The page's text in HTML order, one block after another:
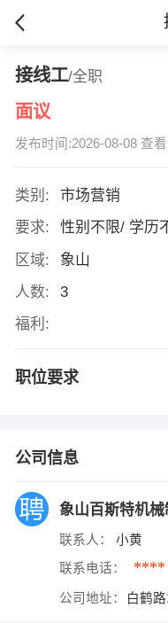
接线工/全职
面议
发布时间:2026-08-08 查
类别:
市场营销
要求:
性别不限/ 学历
区域:
象山
人数:
3
福利:
职位要求
公司信息
象山百斯特机械
联系人： 小黄
联系电话： ****
公司地址： 白鹤